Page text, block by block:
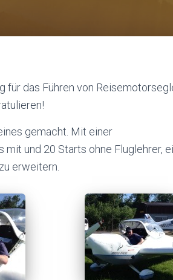
für das Führen von
gemacht. Mit einer
und 20 Starts ohne Fluglehrer,
erweitern.